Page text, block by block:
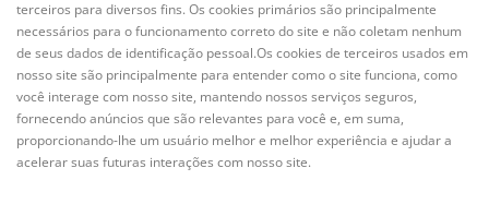
terceiros para diversos fins. Os cookies primários são principalmente
necessários para o funcionamento correto do site e não coletam nenhum
de seus dados de identificação pessoal.Os cookies de terceiros usados em
nosso site são principalmente para entender como o site funciona, como
você interage com nosso site, mantendo nossos serviços seguros,
fornecendo anúncios que são relevantes para você e, em suma,
proporcionando-lhe um usuário melhor e melhor experiência e ajudar a
acelerar suas futuras interações com nosso site.